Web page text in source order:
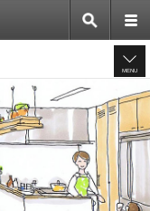
MENU